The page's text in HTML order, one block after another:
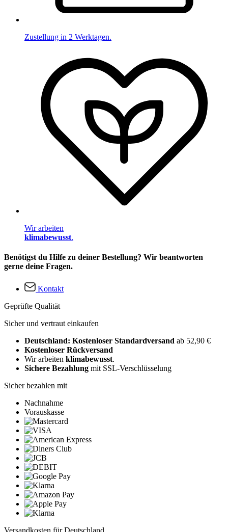
Zustellung in 2 Werktagen.
Wir arbeiten
klimabewusst.
Benötigst du Hilfe zu deiner Bestellung? Wir beantworten
gerne deine Fragen.
Kontakt
Geprüfte Qualität
Sicher und vertraut einkaufen
Deutschland: Kostenloser Standardversand ab 52,90 €
Kostenloser Rückversand
Wir arbeiten klimabewusst.
Sichere Bezahlung mit SSL-Verschlüsselung
Sicher bezahlen mit
Nachnahme
Vorauskasse
Versandkosten für Deutschland